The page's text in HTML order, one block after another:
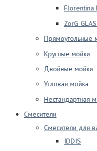
Florentina
ZorG
Прямоугольные
Круглые мойки
Двойные мойки
Угловая мойка
Нестандартная
Смесители
Смесители для
IDDIS